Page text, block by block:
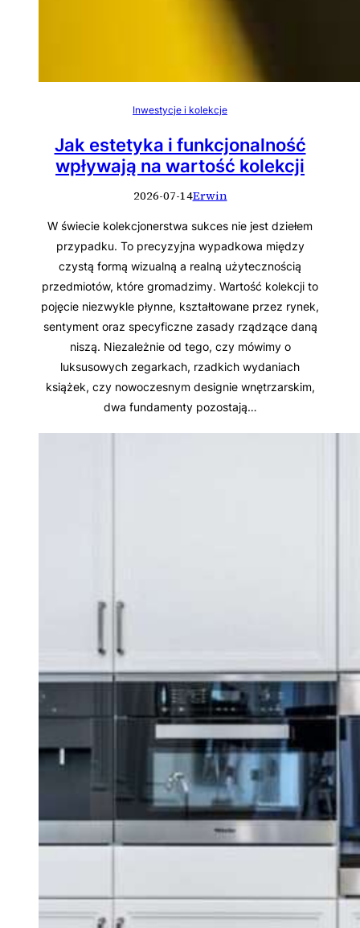
Inwestycje i kolekcje
Jak estetyka i funkcjonalność
wpływają na wartość kolekcji
2026-07-14Erwin
W świecie kolekcjonerstwa sukces nie jest dziełem
przypadku. To precyzyjna wypadkowa między
czystą formą wizualną a realną użytecznością
przedmiotów, które gromadzimy. Wartość kolekcji to
pojęcie niezwykle płynne, kształtowane przez rynek,
sentyment oraz specyficzne zasady rządzące daną
niszą. Niezależnie od tego, czy mówimy o
luksusowych zegarkach, rzadkich wydaniach
książek, czy nowoczesnym designie wnętrzarskim,
dwa fundamenty pozostają…